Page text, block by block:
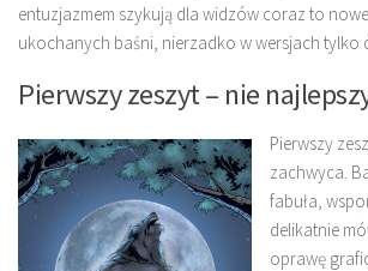
entuzjazmem szykują dla widzów coraz to
ukochanych baśni, nierzadko w wersjach tylko
Pierwszy zeszyt – nie
Pierwszy
zachwyca.
fabuła,
delikatnie
oprawę